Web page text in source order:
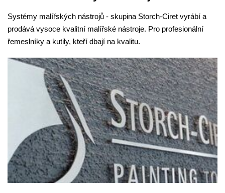
Systémy malířských nástrojů - skupina Storch-Ciret vyrábí a
prodává vysoce kvalitní malířské nástroje. Pro profesionální
řemeslníky a kutily, kteří dbají na kvalitu.